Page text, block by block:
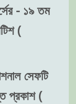
- ১৯ তম
(
সেফটি
প্রকাশ (